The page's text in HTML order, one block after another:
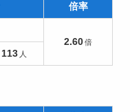
倍率
2.60
113